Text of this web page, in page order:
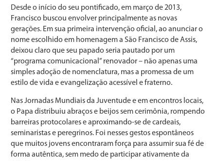
Desde o início do seu pontificado, em março de 2013,
Francisco buscou envolver principalmente as novas
gerações. Em sua primeira intervenção oficial, ao anunciar o
nome escolhido em homenagem a São Francisco de Assis,
deixou claro que seu papado seria pautado por um
“programa comunicacional” renovador – não apenas uma
simples adoção de nomenclatura, mas a promessa de um
estilo de vida e evangelização acessível e fraterno.
Nas Jornadas Mundiais da Juventude e em encontros locais,
o Papa distribuiu abraços e beijos sem cerimônia, rompendo
barreiras protocolares e aproximando-se de cardeais,
seminaristas e peregrinos. Foi nesses gestos espontâneos
que muitos jovens encontraram força para assumir sua fé de
forma autêntica, sem medo de participar ativamente da